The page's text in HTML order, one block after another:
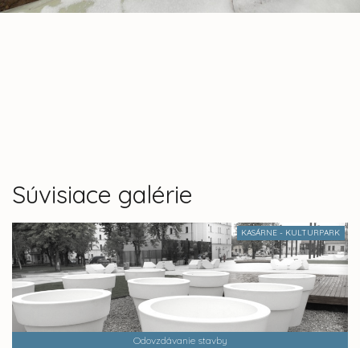
Súvisiace galérie
KASÁRNE - KULTURPARK
Odovzdávanie stavby